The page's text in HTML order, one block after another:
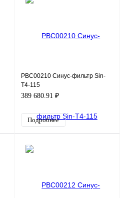
PBC00210 Синус-фильтр Sin-
T4-115
389 680.91 ₽
Подробнее